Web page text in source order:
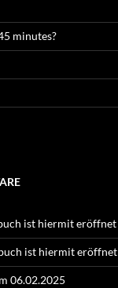
minutes?
ist hiermit eröffnet
ist hiermit eröffnet
06.02.2025